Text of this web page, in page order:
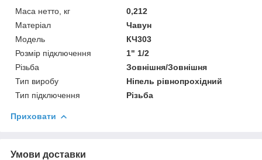
Маса нетто, кг
0,212
Матеріал
Чавун
Модель
КЧ303
Розмір підключення
1" 1/2
Різьба
Зовнішня/Зовнішня
Тип виробу
Ніпель рівнопрохідний
Тип підключення
Різьба
Приховати
Умови доставки